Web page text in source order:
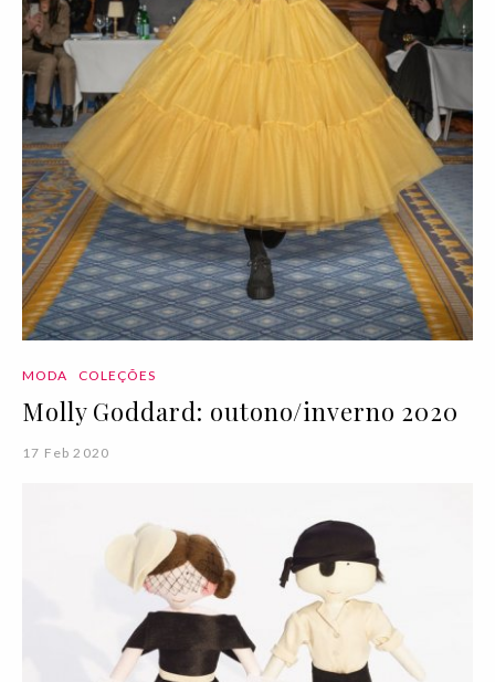
MODA COLEÇÕES
Molly Goddard: outono/inverno 2020
17 Feb 2020